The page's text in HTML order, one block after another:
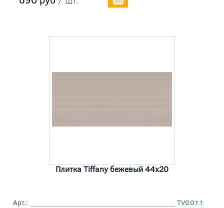
Плитка Tiffany бежевый 44x20
Арт.:
TVG011